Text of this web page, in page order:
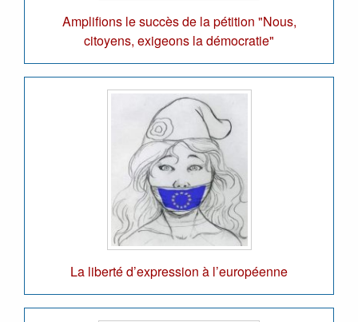
Amplifions le succès de la pétition "Nous,
citoyens, exigeons la démocratie"
La liberté d’expression à l’européenne